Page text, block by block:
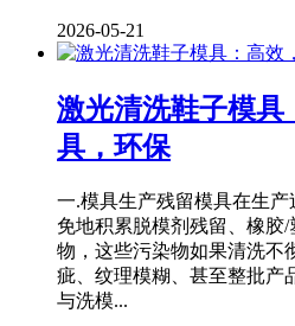
2026-05-21
激光清洗鞋子模具
具，环保
一.模具生产残留模具在生
免地积累脱模剂残留、橡胶
物，这些污染物如果清洗不
疵、纹理模糊、甚至整批产
与洗模...